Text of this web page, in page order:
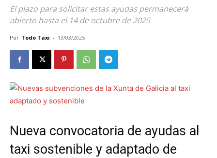
El plazo para solicitar estas ayudas permanecerá
abierto hasta el 14 de octubre de 2025
Por Todo Taxi - 13/03/2025
Nueva convocatoria de ayudas al
taxi sostenible y adaptado de